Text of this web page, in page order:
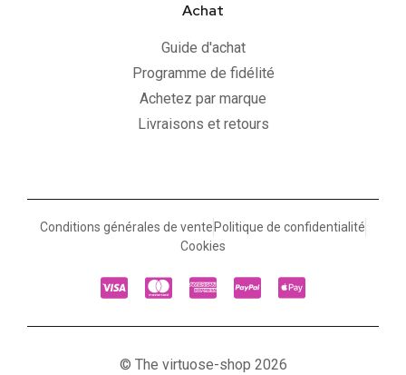
Achat
Guide d'achat
Programme de fidélité
Achetez par marque
Livraisons et retours
Conditions générales de vente Politique de confidentialité
Cookies
© The virtuose-shop 2026